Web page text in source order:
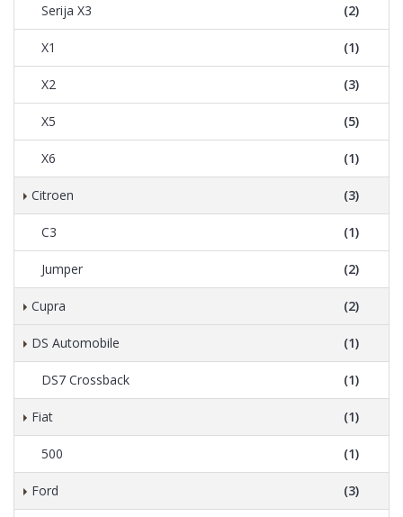
Serija X3 (2)
X1 (1)
X2 (3)
X5 (5)
X6 (1)
Citroen (3)
C3 (1)
Jumper (2)
Cupra (2)
DS Automobile (1)
DS7 Crossback (1)
Fiat (1)
500 (1)
Ford (3)